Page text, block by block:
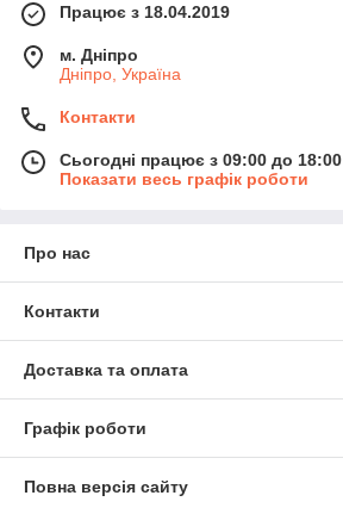
Працює з 18.04.2019
м. Дніпро
Дніпро, Україна
Контакти
Сьогодні працює з 09:00 до 18:00
Показати весь графік роботи
Про нас
Контакти
Доставка та оплата
Графік роботи
Повна версія сайту